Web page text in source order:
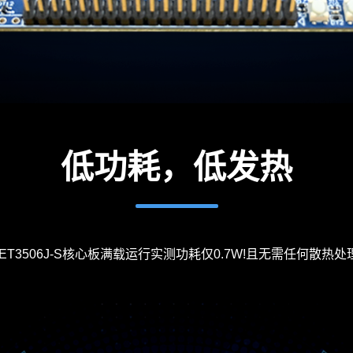
低功耗，低发热
S核心板满载运行实测功耗仅0.7W!且无需任何散热处